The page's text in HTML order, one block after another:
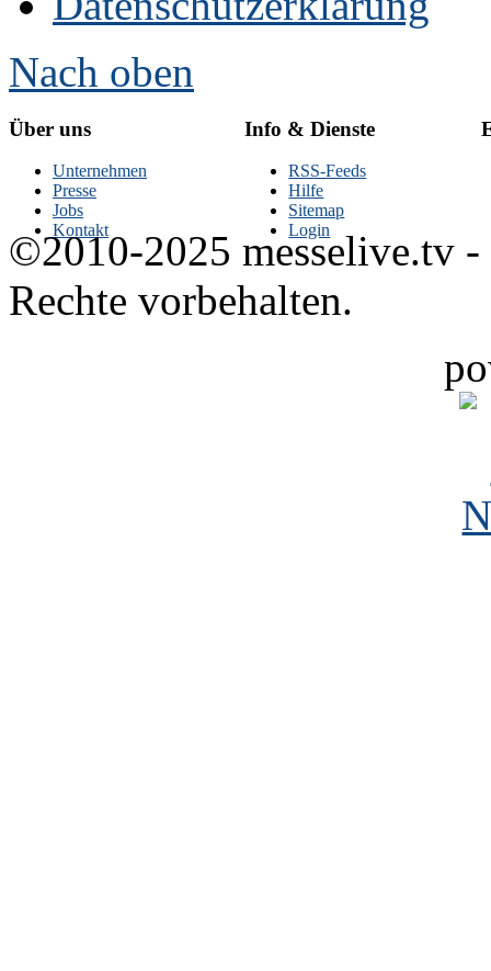
Nach oben
Über uns
Unternehmen
Presse
Jobs
Kontakt
Info & Dienste
RSS-Feeds
Hilfe
Sitemap
Login
©2010-2025 messelive.tv -
Rechte vorbehalten.